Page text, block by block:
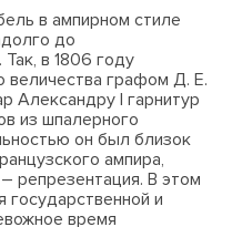
в ампирном стиле
до
в 1806 году
графом Д. Е.
Александру I гарнитур
из шпалерного
он был близок
ампира,
репрезентация. В этом
государственной и
время